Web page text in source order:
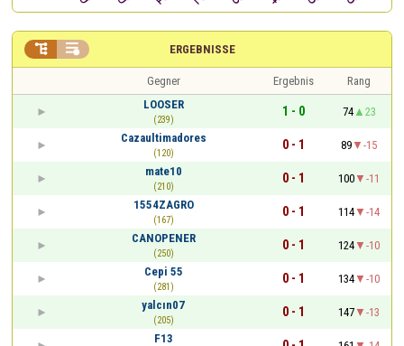
ERGEBNISSE
 
Gegner Ergebnis
Rang
LOOSER
(239)
1 - 0 74
23
Cazaultimadores
(120)
0 - 1 89
-15
mate10
(210)
0 - 1 100
-11
1554ZAGRO
(167)
0 - 1 114
-14
CANOPENER
(250)
0 - 1 124
-10
Cepi 55
(281)
0 - 1 134
-10
yalcın07
(205)
0 - 1 147
-13
F13